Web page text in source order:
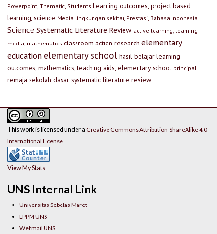
Powerpoint, Thematic, Students Learning outcomes, project based
learning, science Media lingkungan sekitar, Prestasi, Bahasa Indonesia
Science Systematic Literature Review active learning, learning
media, mathematics classroom action research elementary
education elementary school hasil belajar learning
outcomes, mathematics, teaching aids, elementary school principal
remaja sekolah dasar systematic literature review
UNS Internal Link
Universitas Sebelas Maret
LPPM UNS
Webmail UNS
This work is licensed under a Creative Commons Attribution-ShareAlike 4.0
International License
View My Stats